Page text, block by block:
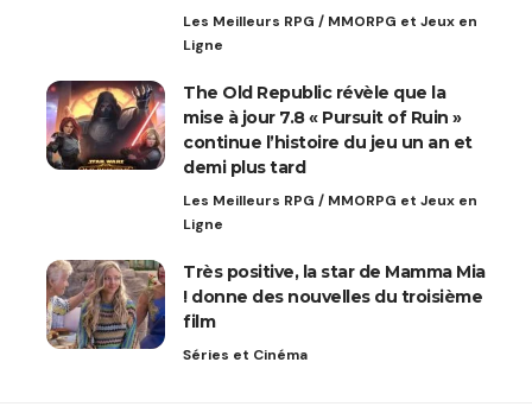
Les Meilleurs RPG / MMORPG et Jeux en
Ligne
The Old Republic révèle que la
mise à jour 7.8 « Pursuit of Ruin »
continue l’histoire du jeu un an et
demi plus tard
Les Meilleurs RPG / MMORPG et Jeux en
Ligne
Très positive, la star de Mamma Mia
! donne des nouvelles du troisième
film
Séries et Cinéma